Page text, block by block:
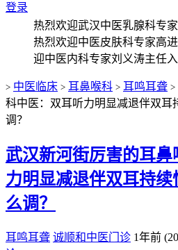
登录
热烈欢迎武汉中医乳腺科专
热烈欢迎中医皮肤科专家高
迎中医内科专家刘义涛主任入
> 中医临床 > 耳鼻喉科 > 耳鸣耳聋 >
科中医：双耳听力明显减退伴双耳
调？
武汉新河街厉害的耳
力明显减退伴双耳持
么调？
耳鸣耳聋 诚顺和中医门诊 1年前